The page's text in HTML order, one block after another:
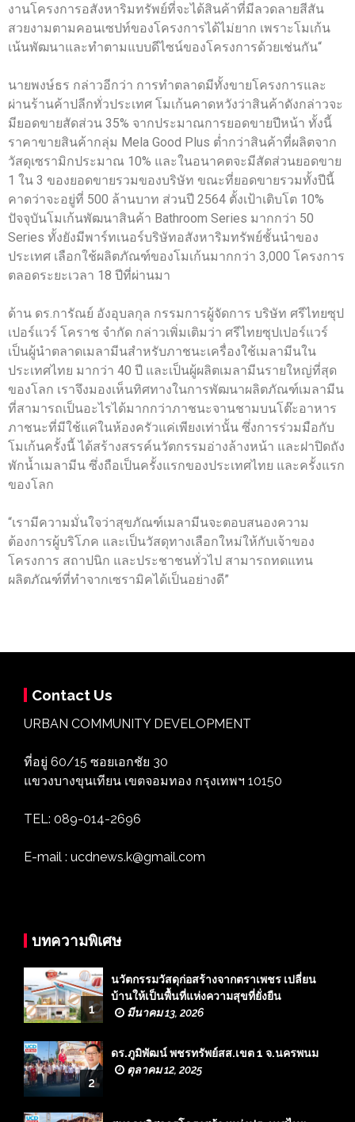
งานโครงการอสังหาริมทรัพย์ที่จะได้สินค้าที่มีลวดลายสีสัน
สวยงามตามคอนเซปท์ของโครงการได้ไม่ยาก เพราะโมเก้น
เน้นพัฒนาและทำตามแบบดีไซน์ของโครงการด้วยเช่นกัน“
นายพงษ์ธร กล่าวอีกว่า การทำตลาดมีทั้งขายโครงการและ
ผ่านร้านค้าปลีกทั่วประเทศ โมเก้นคาดหวังว่าสินค้าดังกล่าวจะ
มียอดขายสัดส่วน 35% จากประมาณการยอดขายปีหน้า ทั้งนี้
ราคาขายสินค้ากลุ่ม Mela Good Plus ต่ำกว่าสินค้าที่ผลิตจาก
วัสดุเซรามิกประมาณ 10% และในอนาคตจะมีสัดส่วนยอดขาย
1 ใน 3 ของยอดขายรวมของบริษัท ขณะที่ยอดขายรวมทั้งปีนี้
คาดว่าจะอยู่ที่ 500 ล้านบาท ส่วนปี 2564 ตั้งเป้าเติบโต 10%
ปัจจุบันโมเก้นพัฒนาสินค้า Bathroom Series มากกว่า 50
Series ทั้งยังมีพาร์ทเนอร์บริษัทอสังหาริมทรัพย์ชั้นนำของ
ประเทศ เลือกใช้ผลิตภัณฑ์ของโมเก้นมากกว่า 3,000 โครงการ
ตลอดระยะเวลา 18 ปีที่ผ่านมา
ด้าน ดร.การัณย์ อังอุบลกุล กรรมการผู้จัดการ บริษัท ศรีไทยซุป
เปอร์แวร์ โคราช จำกัด กล่าวเพิ่มเติมว่า ศรีไทยซุปเปอร์แวร์
เป็นผู้นำตลาดเมลามีนสำหรับภาชนะเครื่องใช้เมลามีนใน
ประเทศไทย มากว่า 40 ปี และเป็นผู้ผลิตเมลามีนรายใหญ่ที่สุด
ของโลก เราจึงมองเห็นทิศทางในการพัฒนาผลิตภัณฑ์เมลามีน
ที่สามารถเป็นอะไรได้มากกว่าภาชนะจานชามบนโต๊ะอาหาร
ภาชนะที่มีใช้แค่ในห้องครัวแค่เพียงเท่านั้น ซึ่งการร่วมมือกับ
โมเก้นครั้งนี้ ได้สร้างสรรค์นวัตกรรมอ่างล้างหน้า และฝาปิดถัง
พักน้ำเมลามีน ซึ่งถือเป็นครั้งแรกของประเทศไทย และครั้งแรก
ของโลก
“เรามีความมั่นใจว่าสุขภัณฑ์เมลามีนจะตอบสนองความ
ต้องการผู้บริโภค และเป็นวัสดุทางเลือกใหม่ให้กับเจ้าของ
โครงการ สถาปนิก และประชาชนทั่วไป สามารถทดแทน
ผลิตภัณฑ์ที่ทำจากเซรามิคได้เป็นอย่างดี”
Contact Us
URBAN COMMUNITY DEVELOPMENT
ที่อยู่ 60/15 ซอยเอกชัย 30
แขวงบางขุนเทียน เขตจอมทอง กรุงเทพฯ 10150
TEL: 089-014-2696
E-mail : ucdnews.k@gmail.com
บทความพิเศษ
1
นวัตกรรมวัสดุก่อสร้างจากตราเพชร เปลี่ยน
บ้านให้เป็นพื้นที่แห่งความสุขที่ยั่งยืน
มีนาคม 13, 2026
2
ดร.ภูมิพัฒน์ พชรทรัพย์สส.เขต 1 จ.นครพนม
ตุลาคม 12, 2025